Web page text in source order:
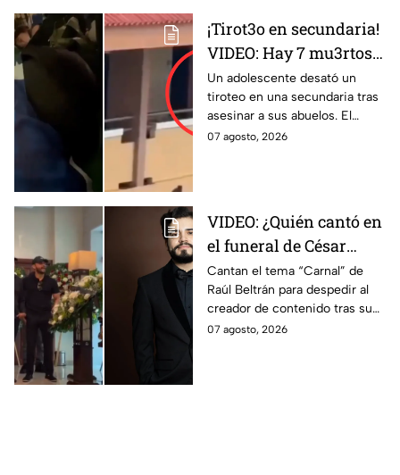
¡Tirot3o en secundaria!
VIDEO: Hay 7 mu3rtos y
30 heridos este viernes;
esto es lo que pasó
Un adolescente desató un
tiroteo en una secundaria tras
asesinar a sus abuelos. El
ataque dejó al menos 7
07 agosto, 2026
VIDEO: ¿Quién cantó en
el funeral de César
Gastélum? Así
despiden al influencer
en su funeral
Cantan el tema “Carnal” de
Raúl Beltrán para despedir al
creador de contenido tras su
fallecimiento.
07 agosto, 2026